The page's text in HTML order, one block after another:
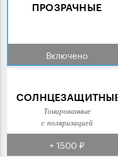
ПРОЗРАЧНЫЕ
Включено
СОЛНЦЕЗАЩИТНЫЕ
Тонированные
с поляризацией
+ 1500 ₽